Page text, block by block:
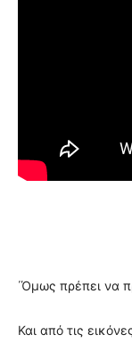
΄Όμως πρέπει να
Και από τις